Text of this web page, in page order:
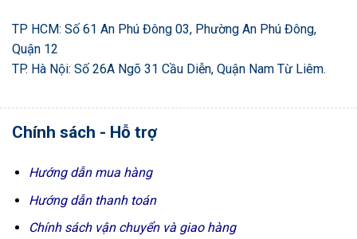
TP HCM: Số 61 An Phú Đông 03, Phường An Phú Đông,
Quận 12
TP. Hà Nội: Số 26A Ngõ 31 Cầu Diễn, Quận Nam Từ Liêm.
Chính sách - Hỗ trợ
Hướng dẫn mua hàng
Hướng dẫn thanh toán
Chính sách vận chuyển và giao hàng